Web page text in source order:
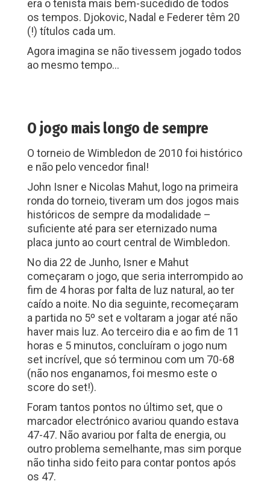
era o tenista mais bem-sucedido de todos
os tempos. Djokovic, Nadal e Federer têm 20
(!) títulos cada um.
Agora imagina se não tivessem jogado todos
ao mesmo tempo…
O jogo mais longo de sempre
O torneio de Wimbledon de 2010 foi histórico
e não pelo vencedor final!
John Isner e Nicolas Mahut, logo na primeira
ronda do torneio, tiveram um dos jogos mais
históricos de sempre da modalidade –
suficiente até para ser eternizado numa
placa junto ao court central de Wimbledon.
No dia 22 de Junho, Isner e Mahut
começaram o jogo, que seria interrompido ao
fim de 4 horas por falta de luz natural, ao ter
caído a noite. No dia seguinte, recomeçaram
a partida no 5º set e voltaram a jogar até não
haver mais luz. Ao terceiro dia e ao fim de 11
horas e 5 minutos, concluíram o jogo num
set incrível, que só terminou com um 70-68
(não nos enganamos, foi mesmo este o
score do set!).
Foram tantos pontos no último set, que o
marcador electrónico avariou quando estava
47-47. Não avariou por falta de energia, ou
outro problema semelhante, mas sim porque
não tinha sido feito para contar pontos após
os 47.